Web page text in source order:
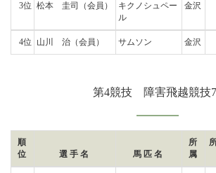
3位 松本 圭司 （会員）
キクノシュペー
ル
金沢
4位 山川 治 （会員） サムソン 金沢
第4競技 障害飛越競技
順
位
選手名 馬匹名
所
属